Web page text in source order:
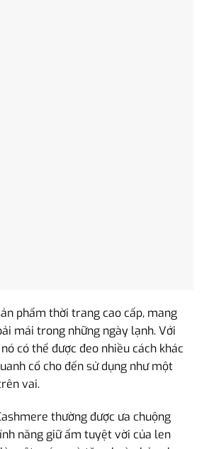
phẩm thời trang cao cấp, mang
mái trong những ngày lạnh. Với
có thể được đeo nhiều cách khác
cổ cho đến sử dụng như một
vai.
thường được ưa chuộng
năng giữ ấm tuyệt vời của len